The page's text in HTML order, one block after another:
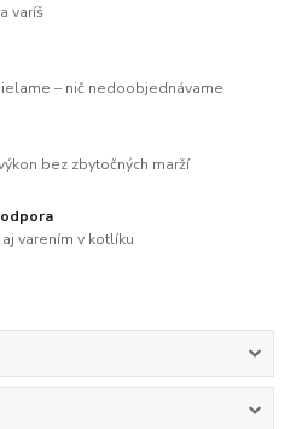
varíš
– nič nedoobjednávame
bez zbytočných marží
varením v kotlíku